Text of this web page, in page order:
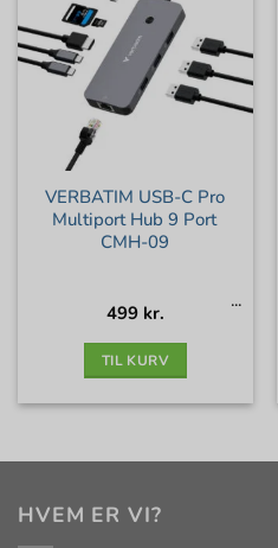
VERBATIM USB-C Pro
Multiport Hub 9 Port
CMH-09
499 kr.
TIL KURV
HVEM ER VI?